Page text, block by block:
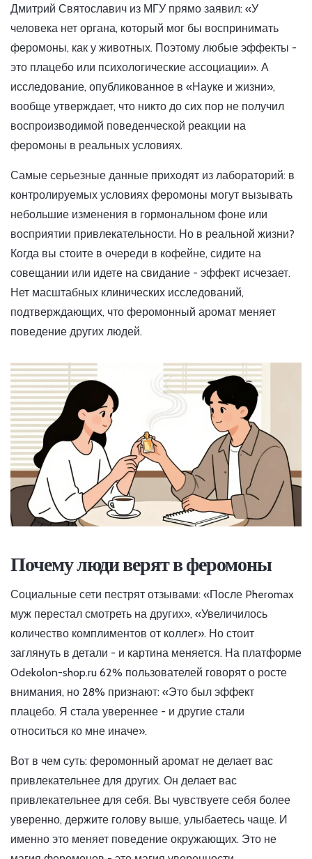
Дмитрий Святославич из МГУ прямо заявил: «У
человека нет органа, который мог бы воспринимать
феромоны, как у животных. Поэтому любые эффекты -
это плацебо или психологические ассоциации». А
исследование, опубликованное в «Науке и жизни»,
вообще утверждает, что никто до сих пор не получил
воспроизводимой поведенческой реакции на
феромоны в реальных условиях.
Самые серьезные данные приходят из лабораторий: в
контролируемых условиях феромоны могут вызывать
небольшие изменения в гормональном фоне или
восприятии привлекательности. Но в реальной жизни?
Когда вы стоите в очереди в кофейне, сидите на
совещании или идете на свидание - эффект исчезает.
Нет масштабных клинических исследований,
подтверждающих, что феромонный аромат меняет
поведение других людей.
Почему люди верят в феромоны
Социальные сети пестрят отзывами: «После Pheromax
муж перестал смотреть на других», «Увеличилось
количество комплиментов от коллег». Но стоит
заглянуть в детали - и картина меняется. На платформе
Odekolon-shop.ru 62% пользователей говорят о росте
внимания, но 28% признают: «Это был эффект
плацебо. Я стала увереннее - и другие стали
относиться ко мне иначе».
Вот в чем суть: феромонный аромат не делает вас
привлекательнее для других. Он делает вас
привлекательнее для себя. Вы чувствуете себя более
уверенно, держите голову выше, улыбаетесь чаще. И
именно это меняет поведение окружающих. Это не